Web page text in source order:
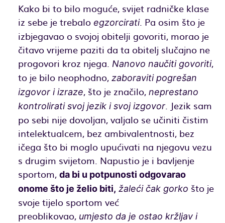
Kako bi to bilo moguće, svijet radničke klase
iz sebe je trebalo egzorcirati. Pa osim što je
izbjegavao o svojoj obitelji govoriti, morao je
čitavo vrijeme paziti da ta obitelj slučajno ne
progovori kroz njega. Nanovo naučiti govoriti,
to je bilo neophodno, zaboraviti pogrešan
izgovor i izraze, što je značilo, neprestano
kontrolirati svoj jezik i svoj izgovor. Jezik sam
po sebi nije dovoljan, valjalo se učiniti čistim
intelektualcem, bez ambivalentnosti, bez
ičega što bi moglo upućivati na njegovu vezu
s drugim svijetom. Napustio je i bavljenje
sportom, da bi u potpunosti odgovarao
onome što je želio biti, žaleći čak gorko što je
svoje tijelo sportom već
preoblikovao, umjesto da je ostao kržljav i